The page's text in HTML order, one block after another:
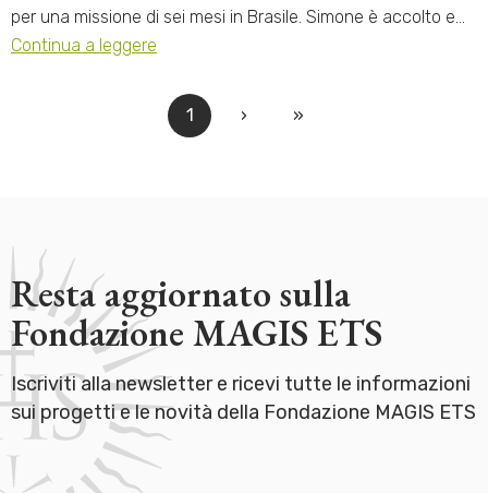
per una missione di sei mesi in Brasile. Simone è accolto e…
Continua a leggere
1 › »
Resta aggiornato sulla
Fondazione MAGIS ETS
Iscriviti alla newsletter e ricevi tutte le informazioni
sui progetti e le novità della Fondazione MAGIS ETS